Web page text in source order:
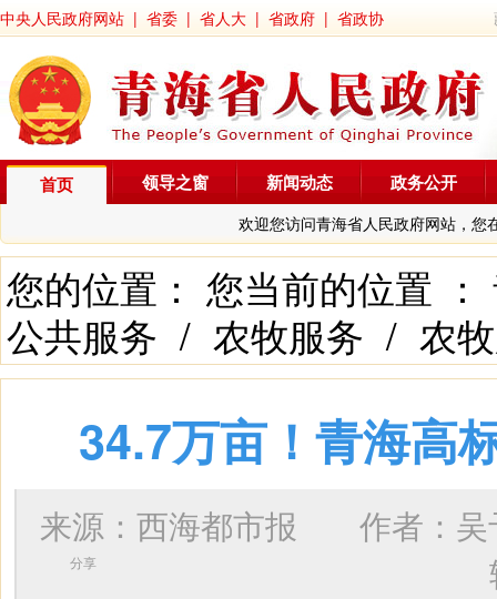
中央人民政府网站 | 省委 | 省人大 | 省政府 | 省政协
首页
欢迎您访问青海省人民政府网站，您
领导之窗 新闻动态 政务公开
您的位置： 您当前的位置 ：
公共服务 / 农牧服务 / 农
34.7万亩！青海高
来源：西海都市报 作者：
分享